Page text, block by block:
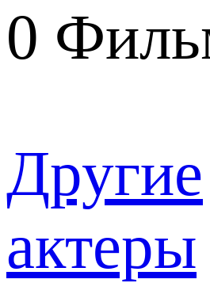
0
Другие
актеры